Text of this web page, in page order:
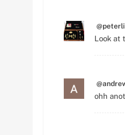
Look at
ohh